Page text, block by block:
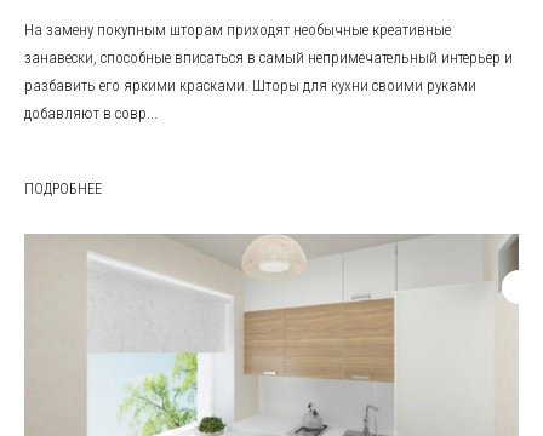
На замену покупным шторам приходят необычные креативные
занавески, способные вписаться в самый непримечательный интерьер и
разбавить его яркими красками. Шторы для кухни своими руками
добавляют в совр...
ПОДРОБНЕЕ